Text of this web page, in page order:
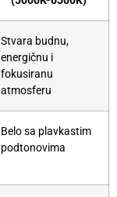
Stvara budnu,
energičnu i
fokusiranu
atmosferu
Belo sa plavkastim
podtonovima